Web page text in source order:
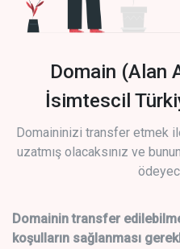
Domain (Alan
İsimtescil
Domaininizi transfer etmek
uzatmış olacaksınız ve
Domainin transfer
koşulların sağlanması